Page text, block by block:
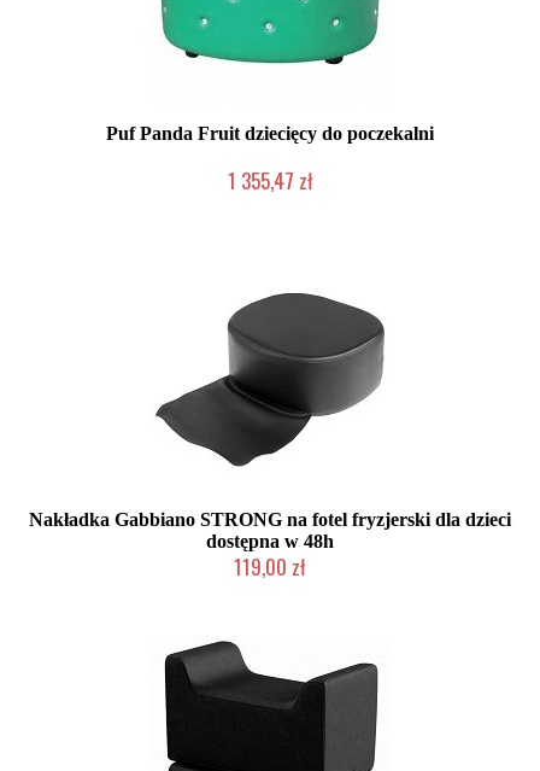
Puf Panda Fruit dziecięcy do poczekalni
1 355,47 zł
Nakładka Gabbiano STRONG na fotel fryzjerski dla dzieci
dostępna w 48h
119,00 zł